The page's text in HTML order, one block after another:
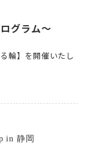
グラム〜
輪】を開催いたし